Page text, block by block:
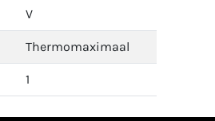
V
Thermomaximaal
1